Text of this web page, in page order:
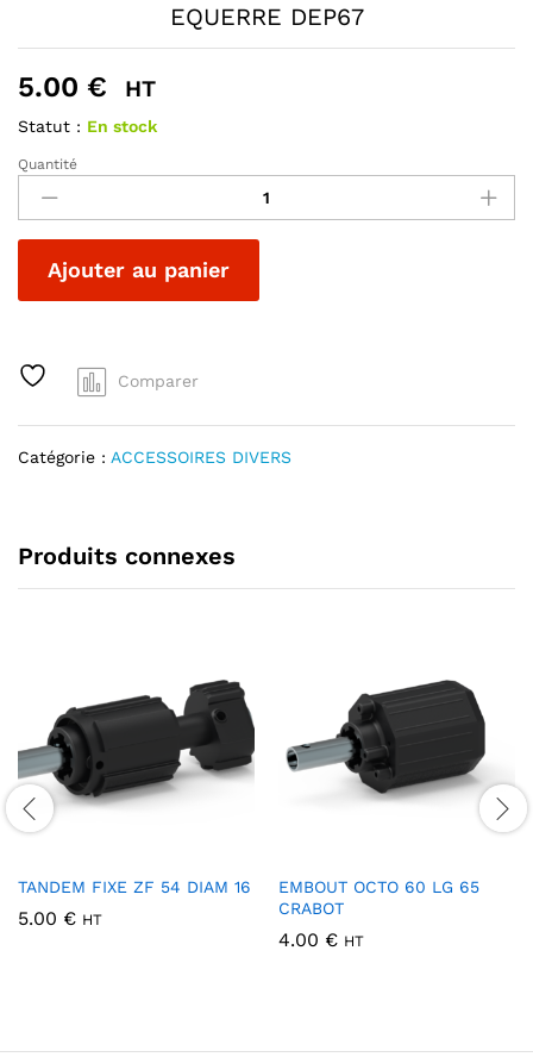
EQUERRE DEP67
5.00 € HT
Statut : En stock
EQUERRE
DEP67
quantité
Quantité
Ajouter au panier
Comparer
i
Catégorie : ACCESSOIRES DIVERS
Produits connexes
TANDEM FIXE ZF 54 DIAM 16
5.00 € HT
EMBOUT OCTO 60 LG 65
CRABOT
4.00 € HT